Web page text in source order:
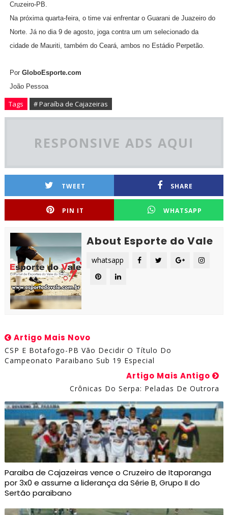
Cruzeiro-PB.
Na próxima quarta-feira, o time vai enfrentar o Guarani de Juazeiro do
Norte. Já no dia 9 de agosto, joga contra um um selecionado da
cidade de Mauriti, também do Ceará, ambos no Estádio Perpetão.
Por GloboEsporte.com
João Pessoa
Tags # Paraíba de Cajazeiras
RESPONSIVE ADS AQUI
TWEET SHARE
PIN IT WHATSAPP
About Esporte do Vale
whatsapp
Artigo Mais Novo
CSP E Botafogo-PB Vão Decidir O Título Do
Campeonato Paraibano Sub 19 Especial
Artigo Mais Antigo
Crônicas Do Serpa: Peladas De Outrora
Paraiba de Cajazeiras vence o Cruzeiro de Itaporanga
por 3x0 e assume a liderança da Série B, Grupo II do
Sertão paraibano